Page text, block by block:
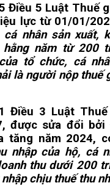
Điều 5 Luật Thuế
lực từ 01/01/
nhân sản xuất,
hằng năm từ 200
tổ chức, cá
là người nộp thuế
Điều 3 Luật
được sửa đổi
tăng năm 2024,
nhập của hộ, cá
thu dưới 200
chịu thuế thu